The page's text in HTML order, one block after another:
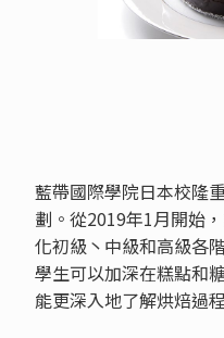
藍帶國際學院日本校隆
劃。從2019年1月開始
化初級丶中級和高級各
學生可以加深在糕點和
能更深入地了解烘焙過